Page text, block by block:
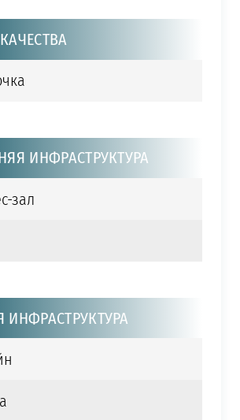
ИНФРАСТРУКТУРА
зал